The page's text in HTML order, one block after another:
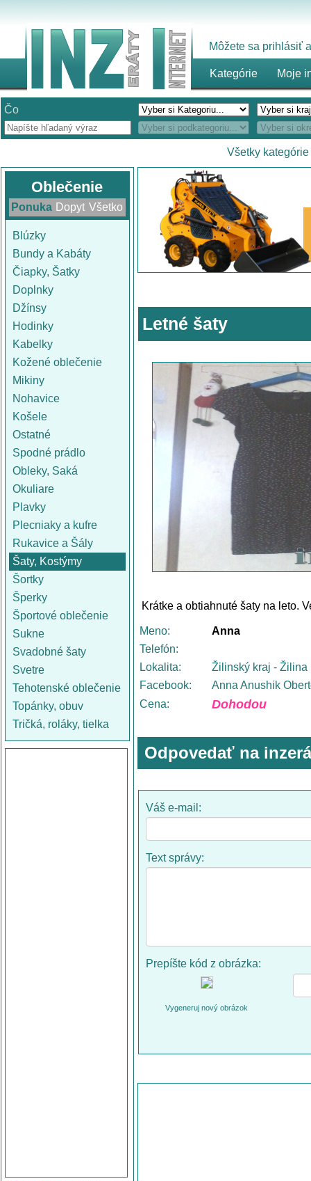
Môžete sa prihlásiť
Kategórie Moje
Čo
Všetky kategórie
Oblečenie
Ponuka Dopyt Všetko
Blúzky
Bundy a Kabáty
Čiapky, Šatky
Doplnky
Džínsy
Hodinky
Kabelky
Kožené oblečenie
Mikiny
Nohavice
Košele
Ostatné
Spodné prádlo
Obleky, Saká
Okuliare
Plavky
Plecniaky a kufre
Rukavice a Šály
Šaty, Kostýmy
Šortky
Šperky
Športové oblečenie
Sukne
Svadobné šaty
Svetre
Tehotenské oblečenie
Topánky, obuv
Tričká, roláky, tielka
Letné šaty
Krátke a obtiahnuté šaty na leto.
Meno:
Anna
Telefón:
Lokalita:
Žilinský kraj - Žilina
Facebook:
Anna Anushik
Cena:
Dohodou
Odpovedať na
Váš e-mail:
Text správy:
Prepíšte kód z obrázka:
Vygeneruj nový obrázok